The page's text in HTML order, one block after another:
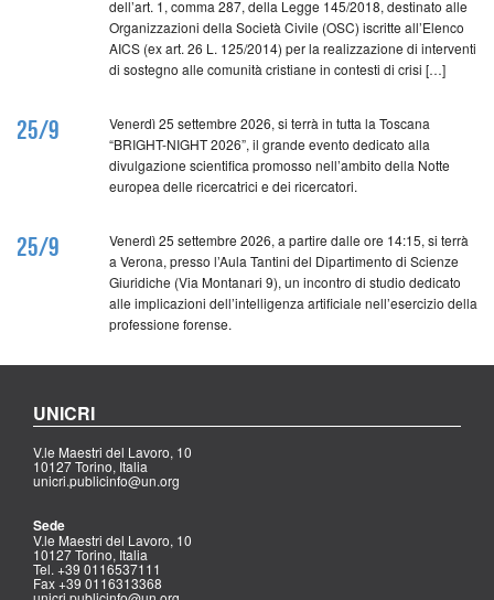
dell’art. 1, comma 287, della Legge 145/2018, destinato alle
Organizzazioni della Società Civile (OSC) iscritte all’Elenco
AICS (ex art. 26 L. 125/2014) per la realizzazione di interventi
di sostegno alle comunità cristiane in contesti di crisi […]
25/9
Venerdì 25 settembre 2026, si terrà in tutta la Toscana
“BRIGHT-NIGHT 2026”, il grande evento dedicato alla
divulgazione scientifica promosso nell’ambito della Notte
europea delle ricercatrici e dei ricercatori.
25/9
Venerdì 25 settembre 2026, a partire dalle ore 14:15, si terrà
a Verona, presso l’Aula Tantini del Dipartimento di Scienze
Giuridiche (Via Montanari 9), un incontro di studio dedicato
alle implicazioni dell’intelligenza artificiale nell’esercizio della
professione forense.
UNICRI
V.le Maestri del Lavoro, 10
10127 Torino, Italia
unicri.publicinfo@un.org
Sede
V.le Maestri del Lavoro, 10
10127 Torino, Italia
Tel. +39 0116537111
Fax +39 0116313368